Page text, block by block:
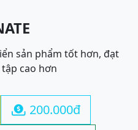
sản phẩm tốt hơn, đạt
cao hơn
 200.000đ